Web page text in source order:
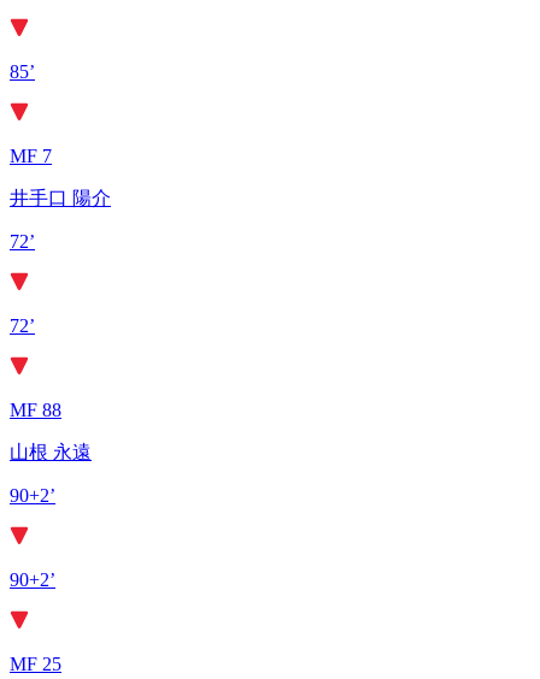
85’
MF 7
井手口 陽介
72’
72’
MF 88
山根 永遠
90+2’
90+2’
MF 25